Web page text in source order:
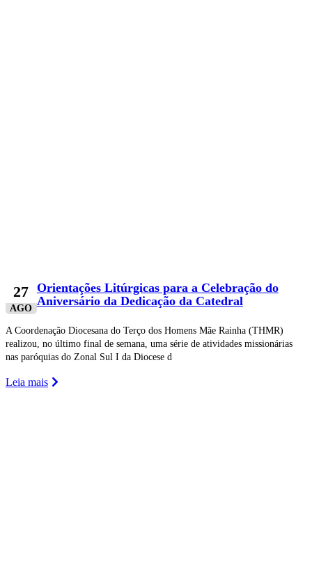
27
AGO
Orientações Litúrgicas para a Celebração do
Aniversário da Dedicação da Catedral
A Coordenação Diocesana do Terço dos Homens Mãe Rainha (THMR)
realizou, no último final de semana, uma série de atividades missionárias
nas paróquias do Zonal Sul I da Diocese d
Leia mais